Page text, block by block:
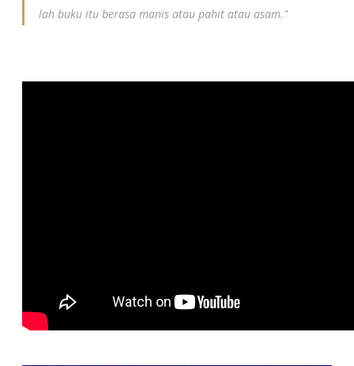
lah buku itu berasa manis atau pahit atau asam."